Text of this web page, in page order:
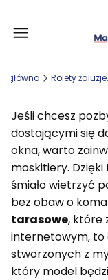
główna Rolety żaluzje.
Jeśli chcesz
dostającymi się
okna, warto
moskitiery.
śmiało wietrzyć
bez obaw o
tarasowe, które
internetowym, to
stworzonych z
który model